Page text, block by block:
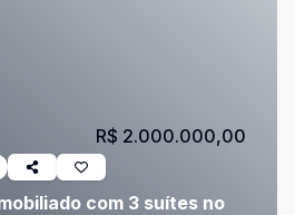
com 3 suítes no
R$ 2.000.000,00